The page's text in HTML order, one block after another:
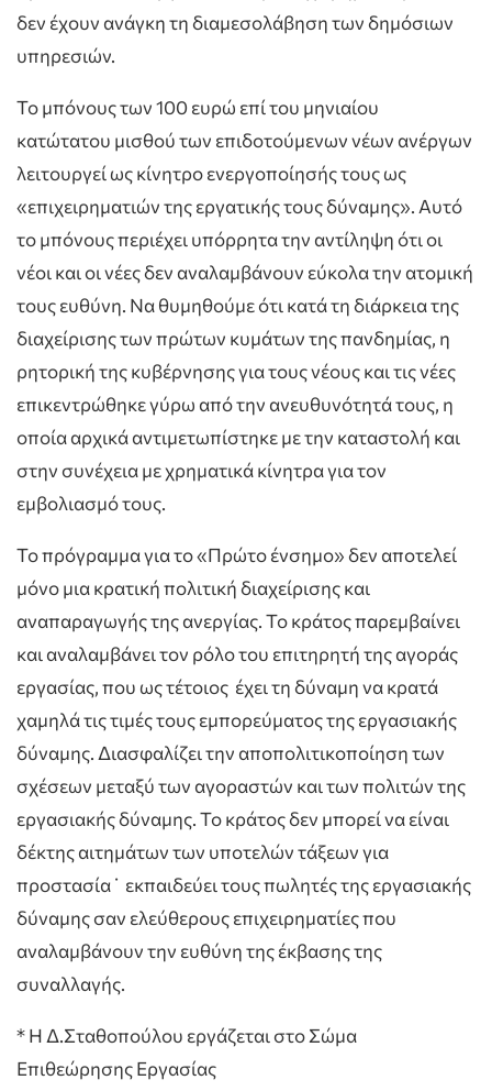
δεν έχουν ανάγκη τη διαμεσολάβηση των δημόσιων
υπηρεσιών.
Το μπόνους των 100 ευρώ επί του μηνιαίου
κατώτατου μισθού των επιδοτούμενων νέων ανέργων
λειτουργεί ως κίνητρο ενεργοποίησής τους ως
«επιχειρηματιών της εργατικής τους δύναμης». Αυτό
το μπόνους περιέχει υπόρρητα την αντίληψη ότι οι
νέοι και οι νέες δεν αναλαμβάνουν εύκολα την ατομική
τους ευθύνη. Να θυμηθούμε ότι κατά τη διάρκεια της
διαχείρισης των πρώτων κυμάτων της πανδημίας, η
ρητορική της κυβέρνησης για τους νέους και τις νέες
επικεντρώθηκε γύρω από την ανευθυνότητά τους, η
οποία αρχικά αντιμετωπίστηκε με την καταστολή και
στην συνέχεια με χρηματικά κίνητρα για τον
εμβολιασμό τους.
Το πρόγραμμα για το «Πρώτο ένσημο» δεν αποτελεί
μόνο μια κρατική πολιτική διαχείρισης και
αναπαραγωγής της ανεργίας. Το κράτος παρεμβαίνει
και αναλαμβάνει τον ρόλο του επιτηρητή της αγοράς
εργασίας, που ως τέτοιος έχει τη δύναμη να κρατά
χαμηλά τις τιμές τους εμπορεύματος της εργασιακής
δύναμης. Διασφαλίζει την αποπολιτικοποίηση των
σχέσεων μεταξύ των αγοραστών και των πολιτών της
εργασιακής δύναμης. Το κράτος δεν μπορεί να είναι
δέκτης αιτημάτων των υποτελών τάξεων για
προστασία˙ εκπαιδεύει τους πωλητές της εργασιακής
δύναμης σαν ελεύθερους επιχειρηματίες που
αναλαμβάνουν την ευθύνη της έκβασης της
συναλλαγής.
* Η Δ.Σταθοπούλου εργάζεται στο Σώμα
Επιθεώρησης Εργασίας